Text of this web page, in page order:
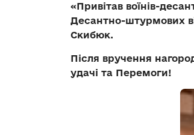
«Привітав воїнів-
Десантно-штурмових
Скибюк.
Після вручення
удачі та Перемоги!